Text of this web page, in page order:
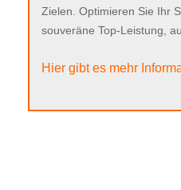
Zielen. Optimieren Sie Ihr
souveräne Top-Leistung,
Hier gibt es mehr